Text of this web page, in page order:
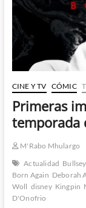
Parte
CINE Y TV CÓMIC
Primeras
temporada
M'Rabo Mhulargo
Actualidad
Born Again Deborah
Woll disney Kingpin
D'Onofrio